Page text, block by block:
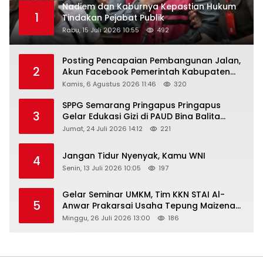
1
Nadiem dan Kaburnya Kepastian Hukum
Tindakan Pejabat Publik
Rabu, 15 Juli 2026 10:55 492
2
Posting Pencapaian Pembangunan Jalan,
Akun Facebook Pemerintah Kabupaten
Rembang “Dirujak” Warganet
Kamis, 6 Agustus 2026 11:46 320
3
SPPG Semarang Pringapus Pringapus
Gelar Edukasi Gizi di PAUD Bina Balita
Peringati Hari Anak Nasional 2026
Jumat, 24 Juli 2026 14:12 221
4 Jangan Tidur Nyenyak, Kamu WNI
Senin, 13 Juli 2026 10:05 197
5
Gelar Seminar UMKM, Tim KKN STAI Al-
Anwar Prakarsai Usaha Tepung Maizena
di Logung
Minggu, 26 Juli 2026 13:00 186